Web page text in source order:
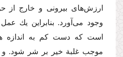
ارزش‌های بیرونی و خارج از
وجود می‌آورد. بنابراین یك
است كه دست كم به اندازه
موجب غلبة خیر بر شر شود. و